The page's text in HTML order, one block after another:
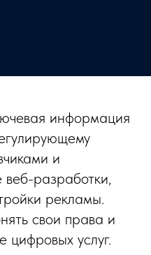
информация
и
разработки,
рекламы.
свои права и
цифровых услуг.